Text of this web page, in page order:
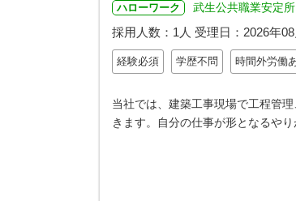
ハローワーク 武生公共職業安定所
採用人数：1人 受理日： 2026年
経験必須 学歴不問 時間外労働
当社では、建築工事現場で工程管
きます。自分の仕事が形となるや